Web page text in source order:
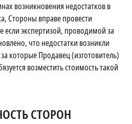
возникновения недостатков в
Стороны вправе провести
если экспертизой, проводимой за
что недостатки возникли
за которые Продавец (изготовитель)
возместить стоимость такой
СТОРОН